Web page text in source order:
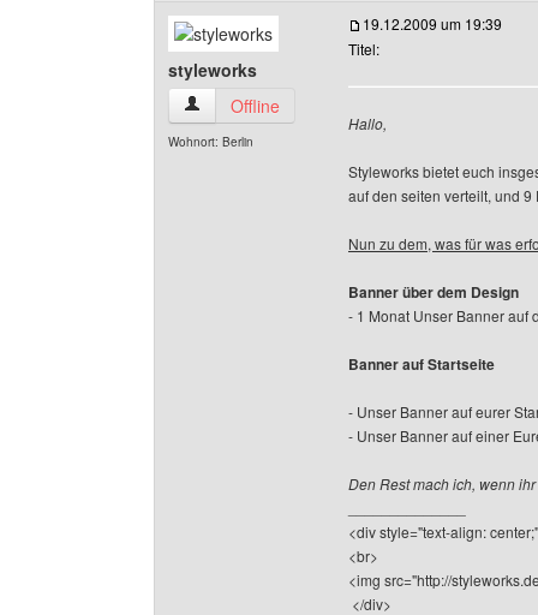
styleworks
styleworks Benutzer-Profile anzeigen
Offline
Wohnort: Berlin
19.12.2009 um 19:39
Titel:
Hallo,
Styleworks bietet euch
auf den seiten verteilt, und 9
Nun zu dem, was für was
Banner über dem Design
- 1 Monat Unser Banner auf
Banner auf Startseite
- Unser Banner auf eurer
- Unser Banner auf einer
Den Rest mach ich, wenn
<div style="text-align:
<br>
<img src="http://
</div>